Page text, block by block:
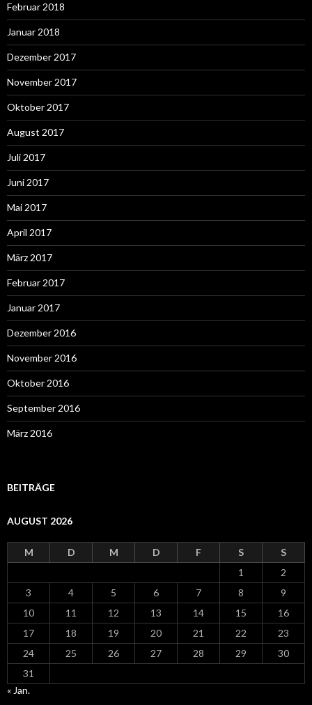
Februar 2018
Januar 2018
Dezember 2017
November 2017
Oktober 2017
August 2017
Juli 2017
Juni 2017
Mai 2017
April 2017
März 2017
Februar 2017
Januar 2017
Dezember 2016
November 2016
Oktober 2016
September 2016
März 2016
BEITRÄGE
AUGUST 2026
M D M D F S
S
1
2
3
4 5 6 7 8
9
10
11 12 13 14 15
16
17
18 19 20 21 22
23
24
25 26 27 28 29
30
31
« Jan.